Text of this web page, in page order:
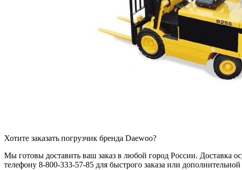
Хотите заказать погрузчик бренда Daewoo?
Мы готовы доставить ваш заказ в любой город России. Доставка
телефону 8-800-333-57-85 для быстрого заказа или